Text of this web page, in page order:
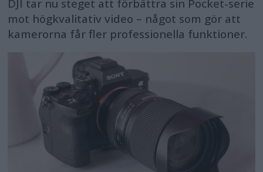
DJI tar nu steget att förbättra sin Pocket-serie
mot högkvalitativ video – något som gör att
kamerorna får fler professionella funktioner.